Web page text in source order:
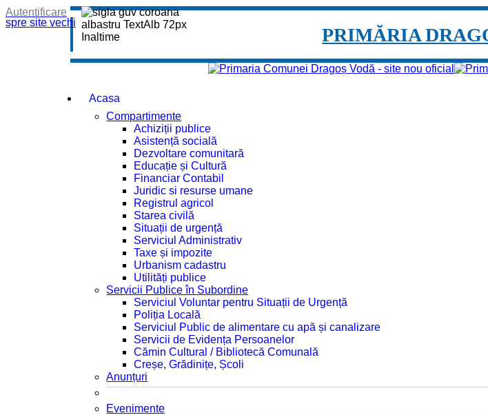
spre site vechi
Autentificare
PRIMĂRIA
Acasa
Compartimente
Achiziții publice
Asistență socială
Dezvoltare comunitară
Educație și Cultură
Financiar Contabil
Juridic si resurse umane
Registrul agricol
Starea civilă
Situații de urgență
Serviciul Administrativ
Taxe și impozite
Urbanism cadastru
Utilități publice
Servicii Publice în Subordine
Serviciul Voluntar pentru Situații de Urgență
Poliția Locală
Serviciul Public de alimentare cu apă și canalizare
Servicii de Evidența Persoanelor
Cămin Cultural / Bibliotecă Comunală
Creșe, Grădinițe, Școli
Anunțuri
Evenimente